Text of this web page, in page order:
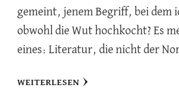
gemeint, jenem Begriff, bei dem
obwohl die Wut hochkocht? Es
eines: Literatur, die nicht der
WEITERLESEN